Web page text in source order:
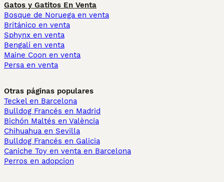
Gatos y Gatitos En Venta
Bosque de Noruega en venta
Británico en venta
Sphynx en venta
Bengalí en venta
Maine Coon en venta
Persa en venta
Otras páginas populares
Teckel en Barcelona
Bulldog Francés en Madrid
Bichón Maltés en València
Chihuahua en Sevilla
Bulldog Francés en Galicia
Caniche Toy en venta en Barcelona
Perros en adopcion